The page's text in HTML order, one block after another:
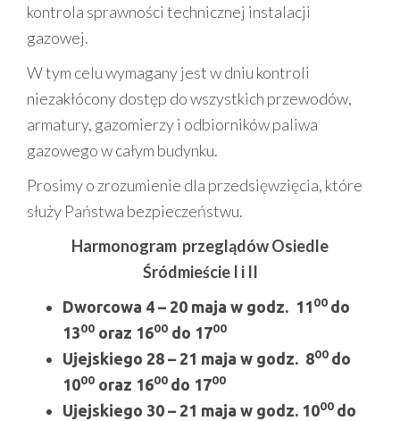
kontrola sprawności technicznej instalacji
gazowej.
W tym celu wymagany jest w dniu kontroli
niezakłócony dostęp do wszystkich przewodów,
armatury, gazomierzy i odbiorników paliwa
gazowego w całym budynku.
Prosimy o zrozumienie dla przedsięwzięcia, które
służy Państwa bezpieczeństwu.
Harmonogram przeglądów Osiedle
Śródmieście I i II
Dworcowa 4 – 20 maja w godz. 1100 do
1300 oraz 1600 do 1700
Ujejskiego 28 – 21 maja w godz. 800 do
1000 oraz 1600 do 1700
Ujejskiego 30 – 21 maja w godz. 1000 do